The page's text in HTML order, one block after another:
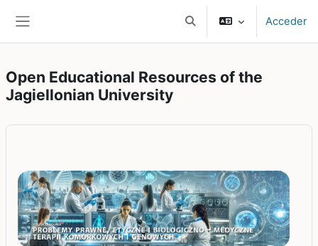
Selector de búsqueda de
Acceder
Open Educational Resources of the
Jagiellonian University